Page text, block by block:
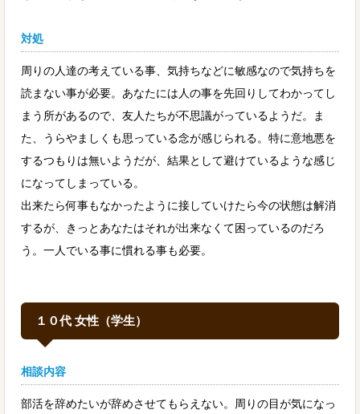
対処
周りの人達の考えている事、気持ちなどに敏感なので気持ちを
読まない事が必要。あなたには人の事を先回りしてわかってし
まう所があるので、友人たちが不思議がっているようだ。ま
た、うらやましくも思っている念が感じられる。特に意地悪を
するつもりは無いようだが、結果として避けているような感じ
になってしまっている。
出来たら何事もなかったように接していけたら今の状態は解消
するが、きっとあなたはそれが出来なくて困っているのだろ
う。一人でいる事に慣れる事も必要。
１０代 女性（学生）
相談内容
部活を辞めたいが辞めさせてもらえない。周りの目が気になっ